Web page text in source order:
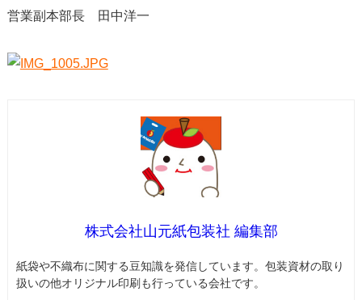
営業副本部長 田中洋一
株式会社山元紙包装社 編集部
紙袋や不織布に関する豆知識を発信しています。包装資材の取り
扱いの他オリジナル印刷も行っている会社です。